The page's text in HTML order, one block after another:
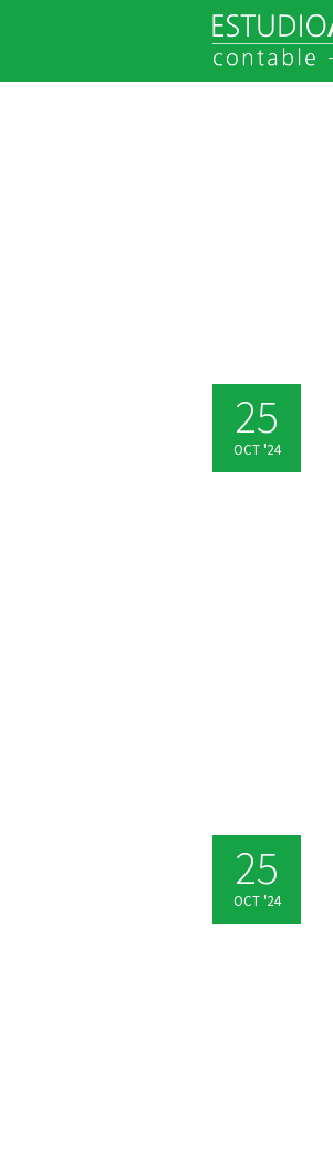
25
OCT '24
25
OCT '24